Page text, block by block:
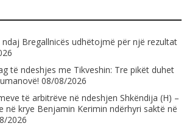
ndaj Bregallnicës udhëtojmë për një rezultat
të ndeshjes me Tikveshin: Tre pikët duhet
08/08/2026
të arbitrëve në ndeshjen Shkëndija (H) –
në krye Benjamin Kerimin ndërhyri saktë në
2026